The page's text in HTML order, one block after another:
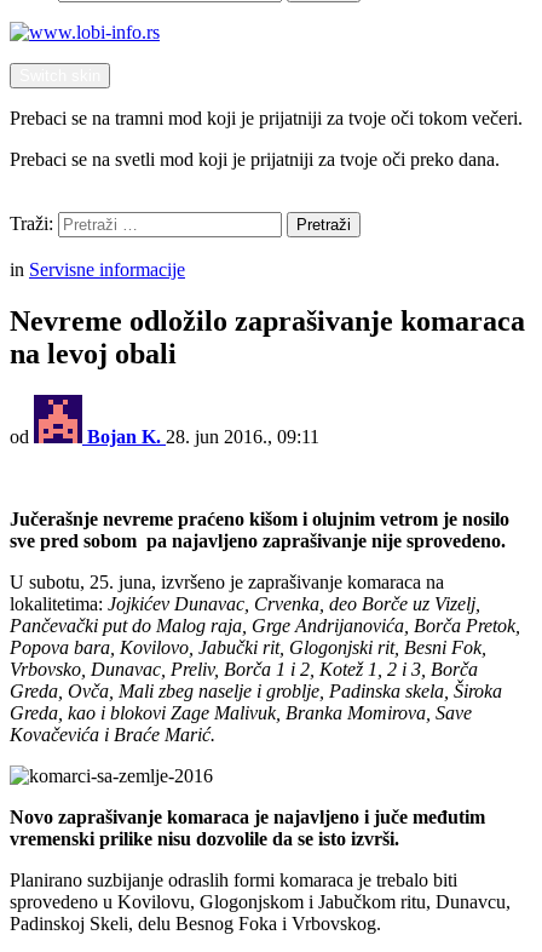
Prebaci se na tramni mod koji je prijatniji za tvoje oči tokom večeri.
Prebaci se na svetli mod koji je prijatniji za tvoje oči preko dana.
Traži:
Pretraži
in Servisne informacije
Nevreme odložilo zaprašivanje komaraca
na levoj obali
od Bojan K. 28. jun 2016., 09:11
Jučerašnje nevreme praćeno kišom i olujnim vetrom je nosilo
sve pred sobom pa najavljeno zaprašivanje nije sprovedeno.
U subotu, 25. juna, izvršeno je zaprašivanje komaraca na
lokalitetima: Jojkićev Dunavac, Crvenka, deo Borče uz Vizelj,
Pančevački put do Malog raja, Grge Andrijanovića, Borča Pretok,
Popova bara, Kovilovo, Jabučki rit, Glogonjski rit, Besni Fok,
Vrbovsko, Dunavac, Preliv, Borča 1 i 2, Kotež 1, 2 i 3, Borča
Greda, Ovča, Mali zbeg naselje i groblje, Padinska skela, Široka
Greda, kao i blokovi Zage Malivuk, Branka Momirova, Save
Kovačevića i Braće Marić.
Novo zaprašivanje komaraca je najavljeno i juče međutim
vremenski prilike nisu dozvolile da se isto izvrši.
Planirano suzbijanje odraslih formi komaraca je trebalo biti
sprovedeno u Kovilovu, Glogonjskom i Jabučkom ritu, Dunavcu,
Padinskoj Skeli, delu Besnog Foka i Vrbovskog.